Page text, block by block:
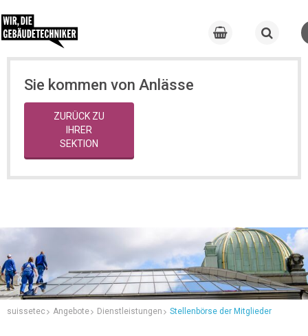
Sie kommen von Anlässe
ZURÜCK ZU
IHRER
SEKTION
suissetec Angebote Dienstleistungen Stellenbörse der Mitglieder